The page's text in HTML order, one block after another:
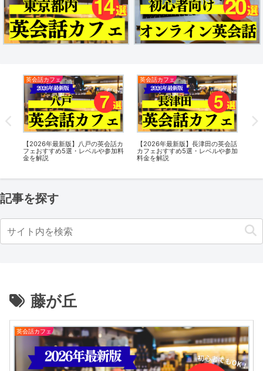
英会話カフェ
【2026年最新版】八戸の英会話カ
フェおすすめ5選・レベルや参加料
金を解説
英会話カフェ
【2026年最新版】長津田の英会話
カフェおすすめ5選・レベルや参加
料金を解説
英会話カフ
【2026年
フェおす
記事を探す
藤が丘
英会話カフェ